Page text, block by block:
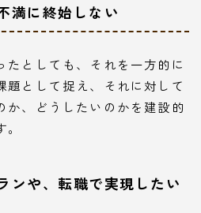
満に終始しない
たとしても、それを一方的に
題として捉え、それに対して
か、どうしたいのかを建設的
ンや、転職で実現したい